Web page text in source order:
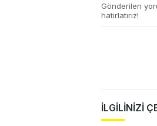
Gönderilen
hatırlatırız!
İLGİLİNİZİ